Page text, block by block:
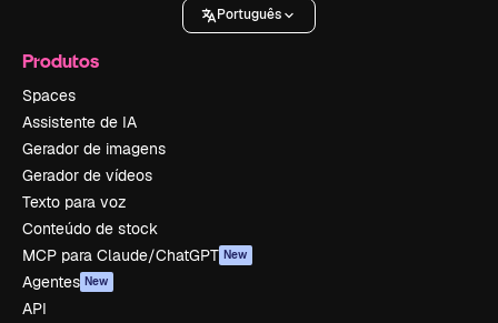
Português
Produtos
Spaces
Assistente de IA
Gerador de imagens
Gerador de vídeos
Texto para voz
Conteúdo de stock
MCP para Claude/ChatGPT New
Agentes New
API